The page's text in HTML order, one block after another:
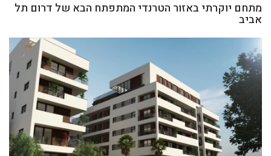
מתחם יוקרתי באזור הטרנדי המתפתח הבא של דרום תל
אביב